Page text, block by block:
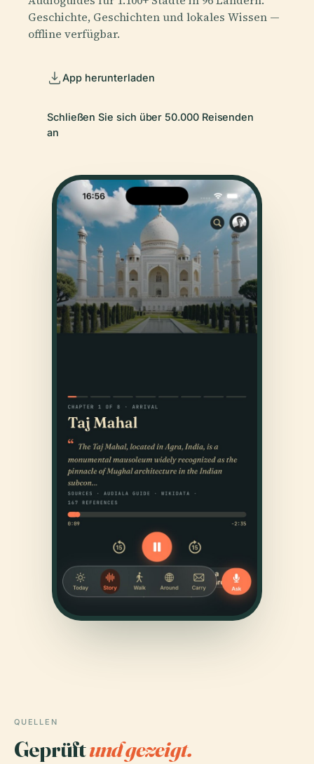
Geschichte, Geschichten und lokales Wissen —
offline verfügbar.
App herunterladen
Schließen Sie sich über 50.000 Reisenden
an
QUELLEN
Geprüftund gezeigt.